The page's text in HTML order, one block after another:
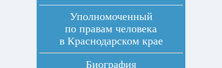
Уполномоченный
по правам человека
в Краснодарском крае
Биография